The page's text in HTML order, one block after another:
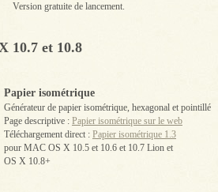
10.7 et 10.8
Papier isométrique
Générateur de papier isométrique, hexagonal et pointillé
Page descriptive : Papier isométrique sur le web
Téléchargement direct : Papier isométrique 1.3
pour MAC OS X 10.5 et 10.6 et 10.7 Lion et
OS X 10.8+
Version gratuite de lancement.